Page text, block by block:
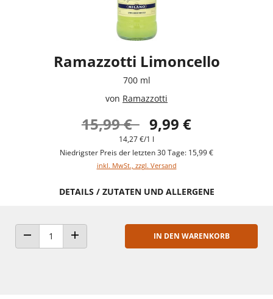
Ramazzotti Limoncello
700 ml
von Ramazzotti
15,99 € 9,99 €
14,27 €/1 l
Niedrigster Preis der letzten 30 Tage: 15,99 €
inkl. MwSt., zzgl. Versand
DETAILS / ZUTATEN UND ALLERGENE
ANZAHL VERRINGERNANZAHL ERHÖHEN
IN DEN WARENKORB